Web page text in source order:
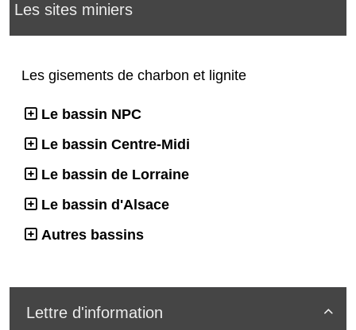
Les sites miniers
Les gisements de charbon et lignite
Le bassin NPC
Le bassin Centre-Midi
Le bassin de Lorraine
Le bassin d'Alsace
Autres bassins

Lettre d'information